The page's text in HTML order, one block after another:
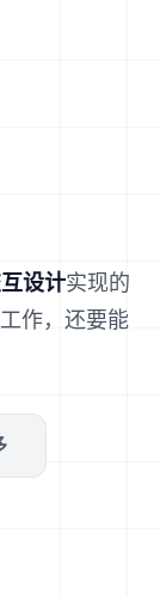
设计实现的
作，还要能